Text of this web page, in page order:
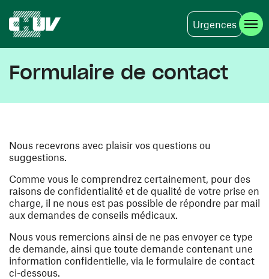
Urgences
Formulaire de contact
Nous recevrons avec plaisir vos questions ou
suggestions.
Comme vous le comprendrez certainement, pour des
raisons de confidentialité et de qualité de votre prise en
charge, il ne nous est pas possible de répondre par mail
aux demandes de conseils médicaux.
Nous vous remercions ainsi de ne pas envoyer ce type
de demande, ainsi que toute demande contenant une
information confidentielle, via le formulaire de contact
ci-dessous.